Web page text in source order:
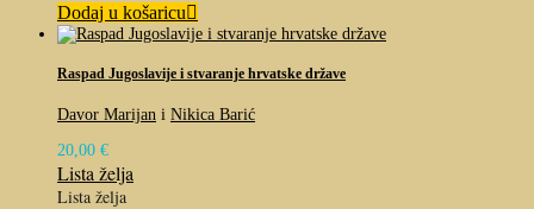
Dodaj u košaricu
Raspad Jugoslavije i stvaranje hrvatske države
Davor Marijan i Nikica Barić
20,00 €
Lista želja
Lista želja